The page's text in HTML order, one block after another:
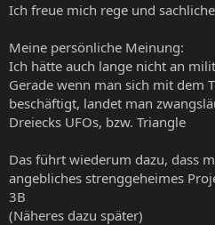
Ich freue mich rege und
Meine persönliche Meinung:
Ich hätte auch lange nicht an
Gerade wenn man sich mit dem
beschäftigt, landet man
Dreiecks UFOs, bzw. Triangle
Das führt wiederum dazu, dass
angebliches strenggeheimes
3B
(Näheres dazu später)